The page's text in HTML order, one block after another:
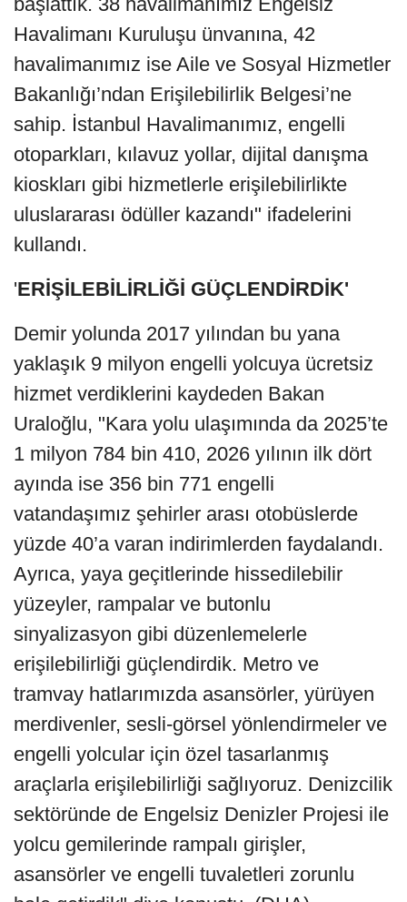
Havalimanı Kuruluşu ünvanına, 42
havalimanımız ise Aile ve Sosyal Hizmetler
Bakanlığı’ndan Erişilebilirlik Belgesi’ne
sahip. İstanbul Havalimanımız, engelli
otoparkları, kılavuz yollar, dijital danışma
kioskları gibi hizmetlerle erişilebilirlikte
uluslararası ödüller kazandı" ifadelerini
kullandı.
'ERİŞİLEBİLİRLİĞİ GÜÇLENDİRDİK'
Demir yolunda 2017 yılından bu yana
yaklaşık 9 milyon engelli yolcuya ücretsiz
hizmet verdiklerini kaydeden Bakan
Uraloğlu, "Kara yolu ulaşımında da 2025’te
1 milyon 784 bin 410, 2026 yılının ilk dört
ayında ise 356 bin 771 engelli
vatandaşımız şehirler arası otobüslerde
yüzde 40’a varan indirimlerden faydalandı.
Ayrıca, yaya geçitlerinde hissedilebilir
yüzeyler, rampalar ve butonlu
sinyalizasyon gibi düzenlemelerle
erişilebilirliği güçlendirdik. Metro ve
tramvay hatlarımızda asansörler, yürüyen
merdivenler, sesli-görsel yönlendirmeler ve
engelli yolcular için özel tasarlanmış
araçlarla erişilebilirliği sağlıyoruz. Denizcilik
sektöründe de Engelsiz Denizler Projesi ile
yolcu gemilerinde rampalı girişler,
asansörler ve engelli tuvaletleri zorunlu